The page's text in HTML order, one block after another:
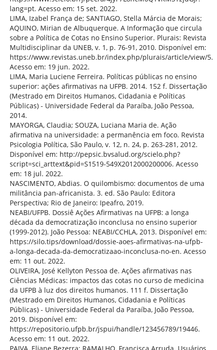
lang=pt. Acesso em: 15 set. 2022.
LIMA, Izabel França de; SANTIAGO, Stella Márcia de Morais;
AQUINO, Mirian de Albuquerque. A Informação que circula
sobre a Política de Cotas no Ensino Superior. Plurais: Revista
Multidisciplinar da UNEB, v. 1, p. 76-91, 2010. Disponível em:
https://www.revistas.uneb.br/index.php/plurais/article/view/5.
Acesso em: 19 jun. 2022.
LIMA, Maria Luciene Ferreira. Políticas públicas no ensino
superior: ações afirmativas na UFPB. 2014. 152 f. Dissertação
(Mestrado em Direitos Humanos, Cidadania e Políticas
Públicas) - Universidade Federal da Paraíba, João Pessoa,
2014.
MAYORGA, Claudia; SOUZA, Luciana Maria de. Ação
afirmativa na universidade: a permanência em foco. Revista
Psicologia Política, São Paulo, v. 12, n. 24, p. 263-281, 2012.
Disponível em: http://pepsic.bvsalud.org/scielo.php?
script=sci_arttext&pid=S1519-549X2012000200006. Acesso
em: 18 jul. 2022.
NASCIMENTO, Abdias. O quilombismo: documentos de uma
militância pan-africanista. 3. ed. São Paulo: Editora
Perspectiva; Rio de Janeiro: Ipeafro, 2019.
NEABI/UFPB. Dossiê Ações Afirmativas na UFPB: a longa
década da democratização inconclusa no ensino superior
(1999-2012). João Pessoa: NEABI/CCHLA, 2013. Disponível em:
https://silo.tips/download/dossie-aoes-afirmativas-na-ufpb-
a-longa-decada-da-democratizaao-inconclusa-no-en. Acesso
em: 11 out. 2022.
OLIVEIRA, José Kellyton Pessoa de. Ações afirmativas nas
Ciências Médicas: impactos das cotas no curso de medicina
da UFPB à luz dos direitos humanos. 111 f. Dissertação
(Mestrado em Direitos Humanos, Cidadania e Políticas
Públicas) - Universidade Federal da Paraíba, João Pessoa,
2019. Disponível em:
https://repositorio.ufpb.br/jspui/handle/123456789/19446.
Acesso em: 11 out. 2022.